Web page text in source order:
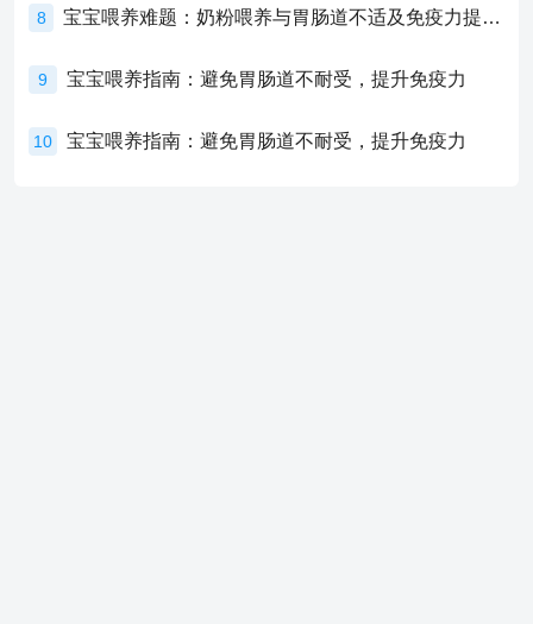
8 宝宝喂养难题：奶粉喂养与胃肠道不适及免疫力提升的奥秘
9 宝宝喂养指南：避免胃肠道不耐受，提升免疫力
10 宝宝喂养指南：避免胃肠道不耐受，提升免疫力